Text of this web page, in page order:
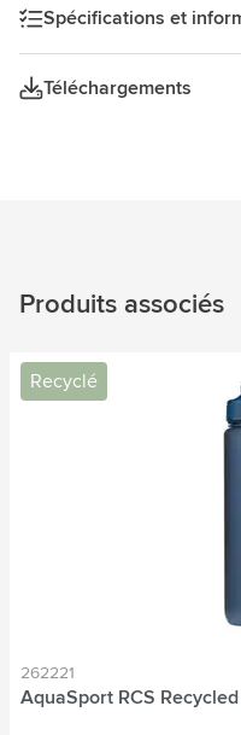
Spécifications et
Téléchargements
Produits associés
Recyclé
262221
AquaSport RCS